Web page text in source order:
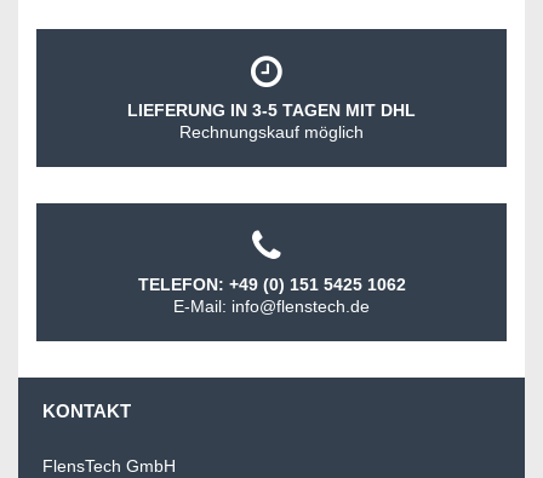
LIEFERUNG IN 3-5 TAGEN MIT DHL
Rechnungskauf möglich
TELEFON: +49 (0) 151 5425 1062
E-Mail: info@flenstech.de
KONTAKT
FlensTech GmbH